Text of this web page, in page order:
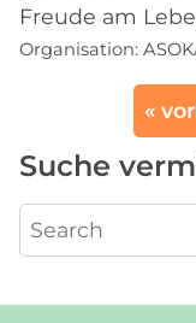
Freude am
Organisation:
«
Suche